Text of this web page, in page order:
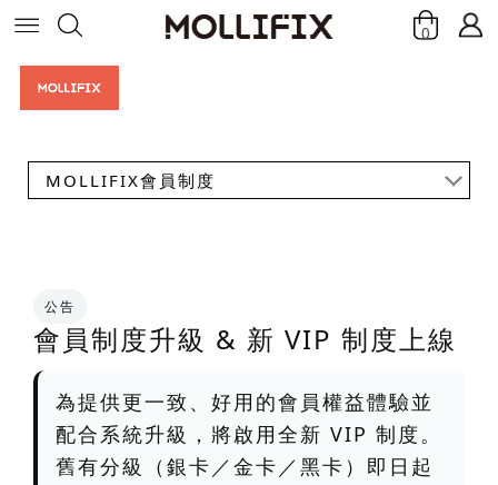
0
MOLLIFIX會員制度
公告
會員制度升級 & 新 VIP 制度上線
為提供更一致、好用的會員權益體驗並
配合系統升級，將啟用全新 VIP 制度。
舊有分級（銀卡／金卡／黑卡）即日起